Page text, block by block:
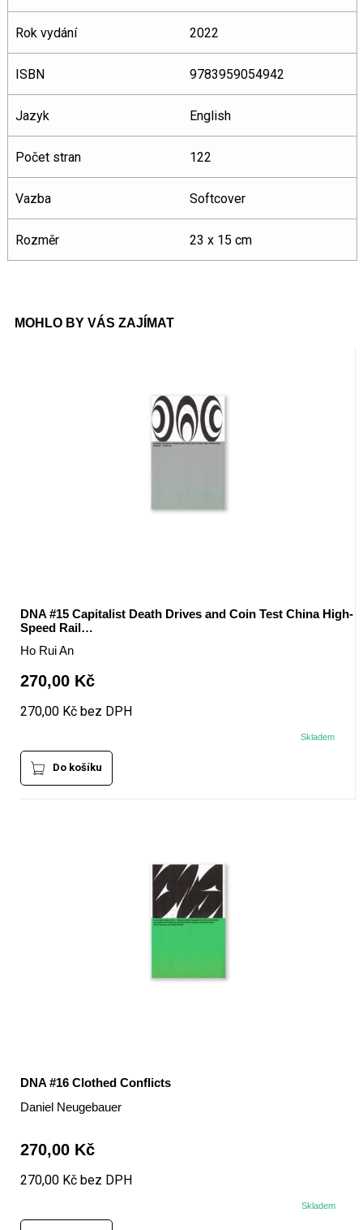
Rok vydání 2022
ISBN 9783959054942
Jazyk English
Počet stran 122
Vazba Softcover
Rozměr 23 x 15 cm
MOHLO BY VÁS ZAJÍMAT
DNA #15 Capitalist Death Drives and Coin Test China High-
Speed Rail…
Ho Rui An
270,00 Kč
270,00 Kč bez DPH
Skladem
Do košíku
DNA #16 Clothed Conflicts
Daniel Neugebauer
270,00 Kč
270,00 Kč bez DPH
Skladem